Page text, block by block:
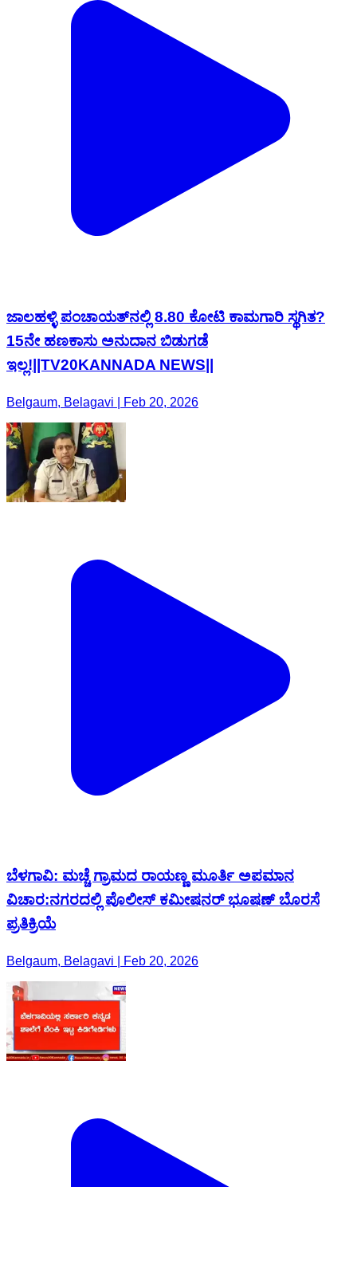
ಜಾಲಹಳ್ಳಿ ಪಂಚಾಯತ್‌ನಲ್ಲಿ 8.80 ಕೋಟಿ ಕಾಮಗಾರಿ ಸ್ಥಗಿತ?
15ನೇ ಹಣಕಾಸು ಅನುದಾನ ಬಿಡುಗಡೆ
ಇಲ್ಲ!||TV20KANNADA NEWS||
Belgaum, Belagavi | Feb 20, 2026
ಬೆಳಗಾವಿ: ಮಚ್ಚೆ ಗ್ರಾಮದ ರಾಯಣ್ಣ ಮೂರ್ತಿ ಅಪಮಾನ
ವಿಚಾರ:ನಗರದಲ್ಲಿ ಪೊಲೀಸ್ ಕಮೀಷನರ್ ಭೂಷಣ್ ಬೊರಸೆ
ಪ್ರತಿಕ್ರಿಯೆ
Belgaum, Belagavi | Feb 20, 2026